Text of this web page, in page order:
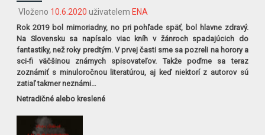
Vloženo 10.6.2020 uživatelem ENA
Rok 2019 bol mimoriadny, no pri pohľade späť, bol hlavne zdravý.
Na Slovensku sa napísalo viac kníh v žánroch spadajúcich do
fantastiky, než roky predtým. V prvej časti sme sa pozreli na horory a
sci-fi väčšinou známych spisovateľov. Takže poďme sa teraz
zoznámiť s minuloročnou literatúrou, aj keď niektorí z autorov sú
zatiaľ takmer neznámi…
Netradičné alebo kreslené